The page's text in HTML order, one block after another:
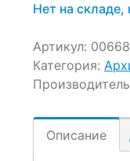
Нет на складе,
Артикул: 00668
Категория:
Описание